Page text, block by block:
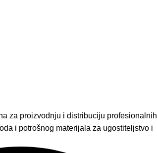
za proizvodnju i distribuciju profesionalnih
i potrošnog materijala za ugostiteljstvo i